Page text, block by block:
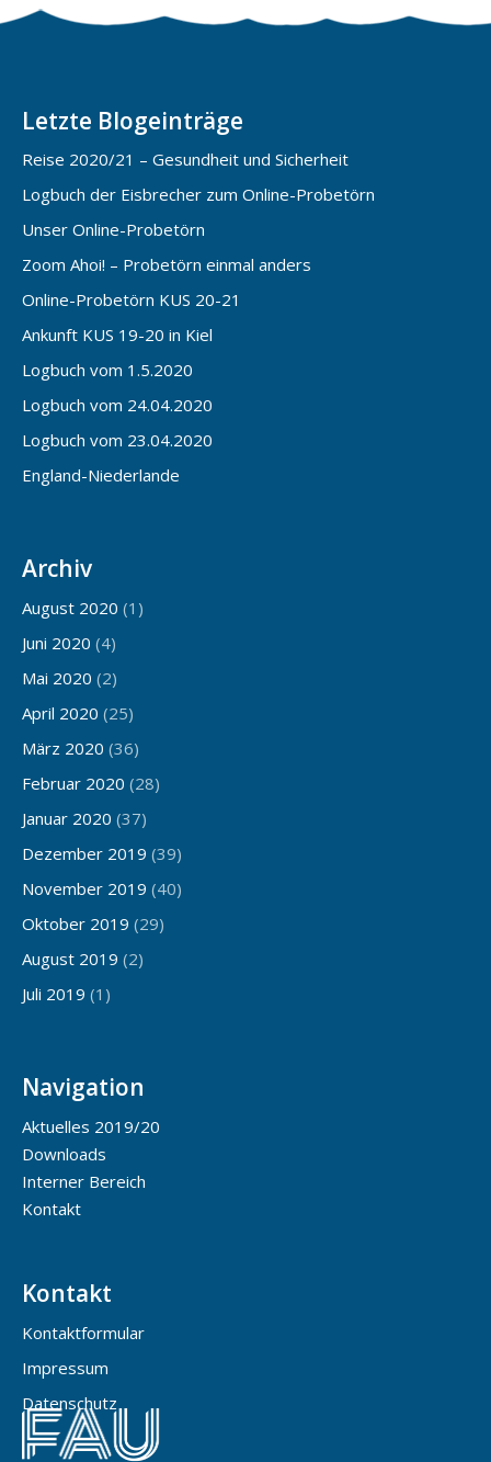
Letzte Blogeinträge
Reise 2020/21 – Gesundheit und Sicherheit
Logbuch der Eisbrecher zum Online-Probetörn
Unser Online-Probetörn
Zoom Ahoi! – Probetörn einmal anders
Online-Probetörn KUS 20-21
Ankunft KUS 19-20 in Kiel
Logbuch vom 1.5.2020
Logbuch vom 24.04.2020
Logbuch vom 23.04.2020
England-Niederlande
Archiv
August 2020 (1)
Juni 2020 (4)
Mai 2020 (2)
April 2020 (25)
März 2020 (36)
Februar 2020 (28)
Januar 2020 (37)
Dezember 2019 (39)
November 2019 (40)
Oktober 2019 (29)
August 2019 (2)
Juli 2019 (1)
Navigation
Aktuelles 2019/20
Downloads
Interner Bereich
Kontakt
Kontakt
Kontaktformular
Impressum
Datenschutz